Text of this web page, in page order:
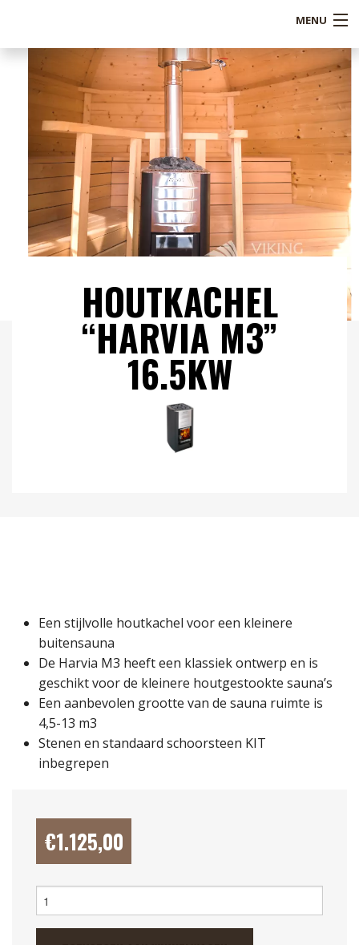
MENU
Over ons
Referenties
Blogs
B2B
HOUTKACHEL
“HARVIA M3”
16.5KW
Een stijlvolle houtkachel voor een kleinere
buitensauna
De Harvia M3 heeft een klassiek ontwerp en is
geschikt voor de kleinere houtgestookte sauna’s
Een aanbevolen grootte van de sauna ruimte is
4,5-13 m3
Stenen en standaard schoorsteen KIT
inbegrepen
€1.125,00
"Harvia
M3"